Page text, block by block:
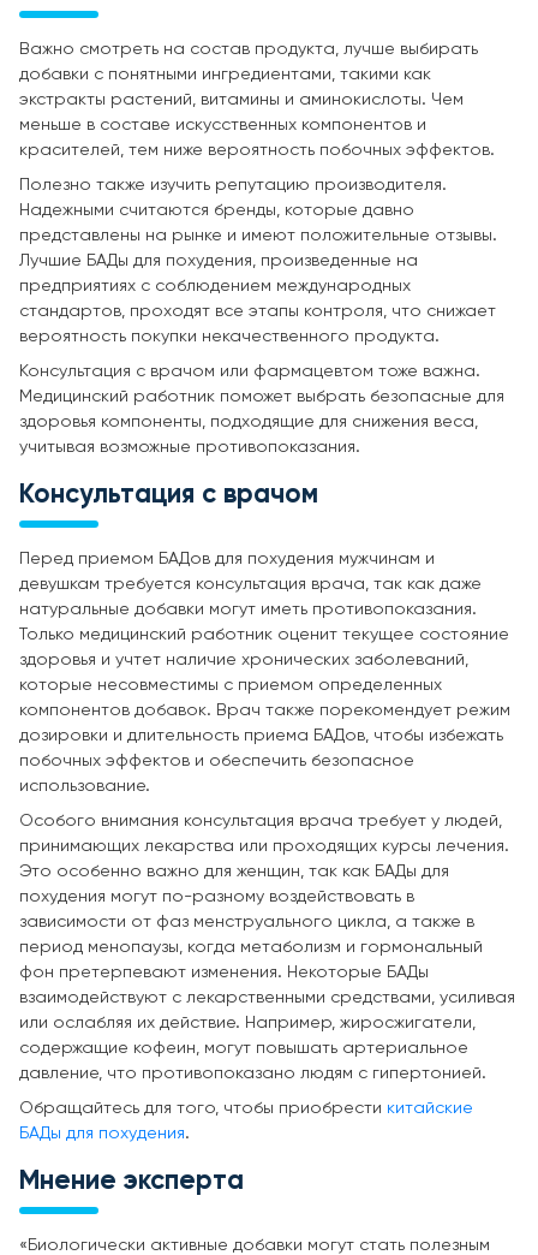
Важно смотреть на состав продукта, лучше выбирать
добавки с понятными ингредиентами, такими как
экстракты растений, витамины и аминокислоты. Чем
меньше в составе искусственных компонентов и
красителей, тем ниже вероятность побочных эффектов.
Полезно также изучить репутацию производителя.
Надежными считаются бренды, которые давно
представлены на рынке и имеют положительные отзывы.
Лучшие БАДы для похудения, произведенные на
предприятиях с соблюдением международных
стандартов, проходят все этапы контроля, что снижает
вероятность покупки некачественного продукта.
Консультация с врачом или фармацевтом тоже важна.
Медицинский работник поможет выбрать безопасные для
здоровья компоненты, подходящие для снижения веса,
учитывая возможные противопоказания.
Консультация с врачом
Перед приемом БАДов для похудения мужчинам и
девушкам требуется консультация врача, так как даже
натуральные добавки могут иметь противопоказания.
Только медицинский работник оценит текущее состояние
здоровья и учтет наличие хронических заболеваний,
которые несовместимы с приемом определенных
компонентов добавок. Врач также порекомендует режим
дозировки и длительность приема БАДов, чтобы избежать
побочных эффектов и обеспечить безопасное
использование.
Особого внимания консультация врача требует у людей,
принимающих лекарства или проходящих курсы лечения.
Это особенно важно для женщин, так как БАДы для
похудения могут по-разному воздействовать в
зависимости от фаз менструального цикла, а также в
период менопаузы, когда метаболизм и гормональный
фон претерпевают изменения. Некоторые БАДы
взаимодействуют с лекарственными средствами, усиливая
или ослабляя их действие. Например, жиросжигатели,
содержащие кофеин, могут повышать артериальное
давление, что противопоказано людям с гипертонией.
Обращайтесь для того, чтобы приобрести китайские
БАДы для похудения.
Мнение эксперта
«Биологически активные добавки могут стать полезным